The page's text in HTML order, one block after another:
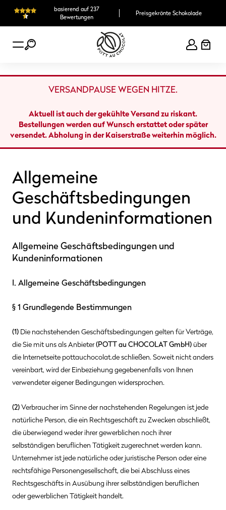
basierend auf 237
Bewertungen
Preisgekrönte Schokolade
VERSANDPAUSE WEGEN HITZE.
Aktuell ist auch der gekühlte Versand zu riskant.
Bestellungen werden auf Wunsch erstattet oder später
versendet. Abholung in der Kaiserstraße weiterhin möglich.
Allgemeine
Geschäftsbedingungen
und Kundeninformationen
Allgemeine Geschäftsbedingungen und
Kundeninformationen
I. Allgemeine Geschäftsbedingungen
§ 1 Grundlegende Bestimmungen
(1) Die nachstehenden Geschäftsbedingungen gelten für Verträge,
die Sie mit uns als Anbieter(POTT au CHOCOLAT GmbH) über
die Internetseite pottauchocolat.de schließen. Soweit nicht anders
vereinbart, wird der Einbeziehung gegebenenfalls von Ihnen
verwendeter eigener Bedingungen widersprochen.
(2)Verbraucher im Sinne der nachstehenden Regelungen ist jede
natürliche Person, die ein Rechtsgeschäft zu Zwecken abschließt,
die überwiegend weder ihrer gewerblichen noch ihrer
selbständigen beruflichen Tätigkeit zugerechnet werden kann.
Unternehmer ist jede natürliche oder juristische Person oder eine
rechtsfähige Personengesellschaft, die bei Abschluss eines
Rechtsgeschäfts in Ausübung ihrer selbständigen beruflichen
oder gewerblichen Tätigkeit handelt.